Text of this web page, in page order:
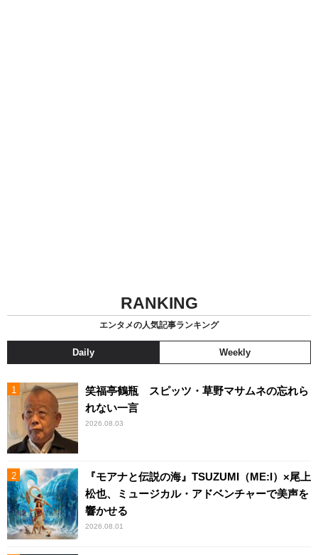
RANKING
エンタメの人気記事ランキング
Daily Weekly
笑福亭鶴瓶 スピッツ・草野マサムネの忘れら
れない一言
2026.08.03
『モアナと伝説の海』TSUZUMI（ME:I）×尾上
松也、ミュージカル・アドベンチャーで美声を
響かせる
2026.08.01